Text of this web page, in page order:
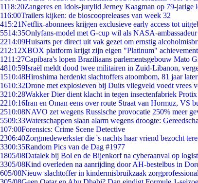
1118:20Zangeres en Idols-jurylid Jerney Kaagman op 79-jarige
116:00Trailers kijken: de bioscoopreleases van week 32
415:21Netflix-abonnees krijgen exclusieve early access tot
5514:35Onlyfans-model met G-cup wil als NASA-ambassadeur
2214:09Huisarts per direct uit vak gezet om ernstig
212:12XBOX platform krijgt zijn eigen "Platinum"
1211:27Capibara's lopen Braziliaans parlementsgebouw Mato
4810:59Israël meldt dood twee militairen in Zuid-Libanon,
1510:48Hiroshima herdenkt slachtoffers atoombom, 81 jaar later
1610:32Drone met explosieven bij Duits vliegveld voedt vrees
3210:28Wakker Dier dient klacht in tegen insectenfabriek
2210:16Iran en Oman eens over route Straat van Hormuz, VS
2510:08NAVO zet wegens Russische provocatie 250% meer
5509:33Waterschappen slaan alarm wegens droogte:
107:00Forensics: Crime Scene Detective
2306:40Zorgmedewerkster die 's nachts haar vriend bezocht
3300:35Random Pics van de Dag #1977
1805/08Datalek bij Bol en de Bijenkorf na cyberaanval op
3305/08Kind overleden na aanrijding door AH-bestelbus in
605/08Nieuw slachtoffer in kindermisbruikzaak